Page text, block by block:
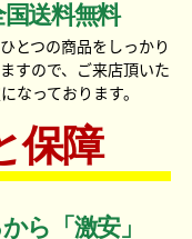
送料無料
とつの商品をしっかり
すので、ご来店頂いた
なっております。
保障
ら「激安」